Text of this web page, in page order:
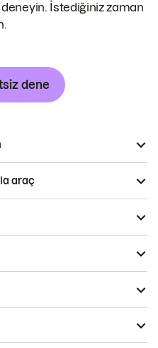
İstediğiniz zaman
dene
araç